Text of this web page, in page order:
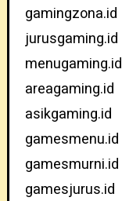
gamingzona.id
jurusgaming.id
menugaming.id
areagaming.id
asikgaming.id
gamesmenu.id
gamesmurni.id
gamesjurus.id